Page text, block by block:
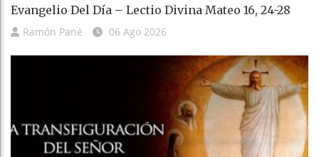
Evangelio Del Día – Lectio Divina Mateo 16, 24-28
Ramón Pané 06 Ago 2026